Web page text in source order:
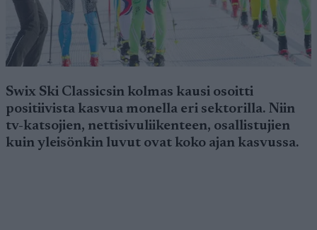
Swix Ski Classicsin kolmas kausi osoitti
positiivista kasvua monella eri sektorilla. Niin
tv-katsojien, nettisivuliikenteen, osallistujien
kuin yleisönkin luvut ovat koko ajan kasvussa.